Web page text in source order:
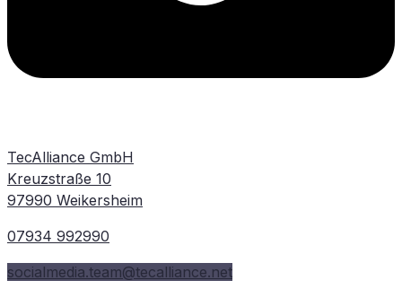
TecAlliance GmbH
Kreuzstraße 10
97990 Weikersheim
07934 992990
socialmedia.team@tecalliance.net